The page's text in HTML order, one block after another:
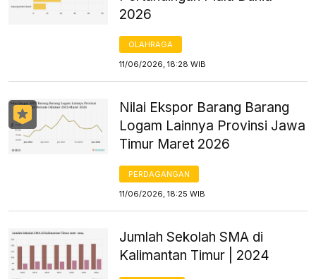
2026
OLAHRAGA
11/06/2026, 18:28 WIB
Nilai Ekspor Barang Barang
Logam Lainnya Provinsi Jawa
Timur Maret 2026
PERDAGANGAN
11/06/2026, 18:25 WIB
Jumlah Sekolah SMA di
Kalimantan Timur | 2024